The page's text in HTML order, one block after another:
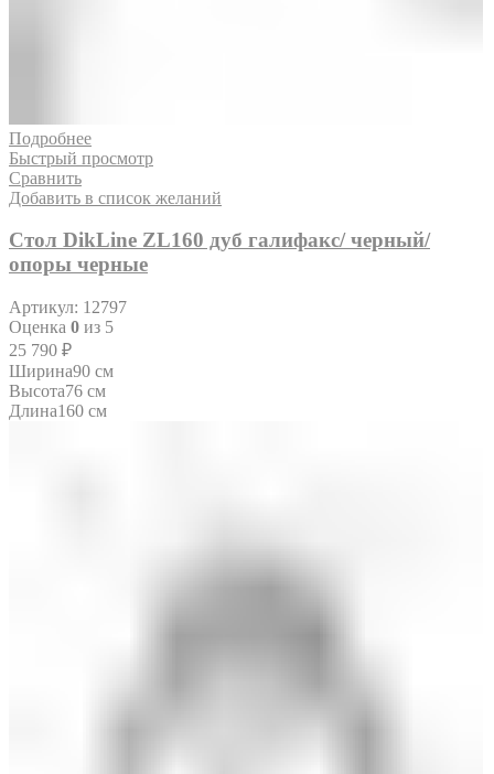
Подробнее
Быстрый просмотр
Сравнить
Добавить в список желаний
Стол DikLine ZL160 дуб галифакс/ черный/
опоры черные
Артикул: 12797
Оценка 0 из 5
25 790 ₽
Ширина90 см
Высота76 см
Длина160 см